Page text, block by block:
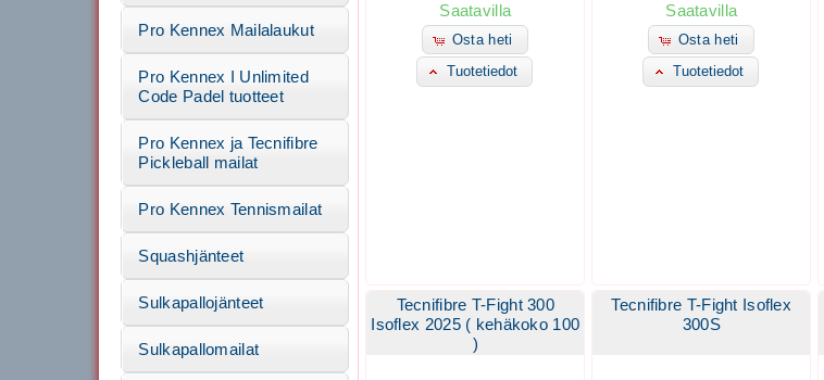
Saatavilla
Osta heti
Tuotetiedot
Saatavilla
Osta heti
Tuotetiedot
Tecnifibre T-Fight 300
Isoflex 2025 ( kehäkoko 100
)
Tecnifibre T-Fight Isoflex
300S
Pro Kennex Mailalaukut
Pro Kennex I Unlimited
Code Padel tuotteet
Pro Kennex ja Tecnifibre
Pickleball mailat
Pro Kennex Tennismailat
Squashjänteet
Sulkapallojänteet
Sulkapallomailat